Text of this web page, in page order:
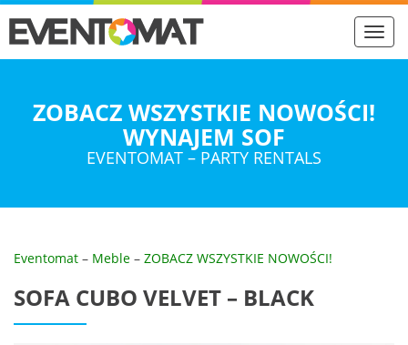
ZOBACZ WSZYSTKIE NOWOŚCI!
WYNAJEM SOF
EVENTOMAT – PARTY RENTALS
Eventomat – Meble – ZOBACZ WSZYSTKIE NOWOŚCI!
SOFA CUBO VELVET – BLACK